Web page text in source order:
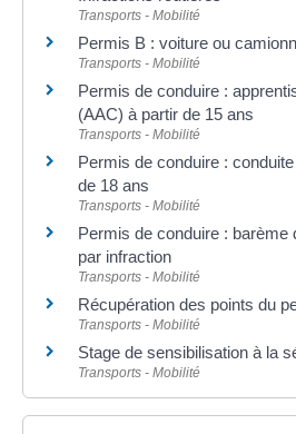
Transports - Mobilité
Permis B : voiture ou
Transports - Mobilité
Permis de conduire :
(AAC) à partir de 15 ans
Transports - Mobilité
Permis de conduire :
de 18 ans
Transports - Mobilité
Permis de conduire : barème
par infraction
Transports - Mobilité
Récupération des points du
Transports - Mobilité
Stage de sensibilisation à la
Transports - Mobilité